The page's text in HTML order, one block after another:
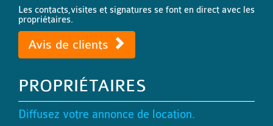
Les contacts,visites et signatures se font en direct avec les
propriétaires.
Avis de clients
PROPRIÉTAIRES
Diffusez votre annonce de location.